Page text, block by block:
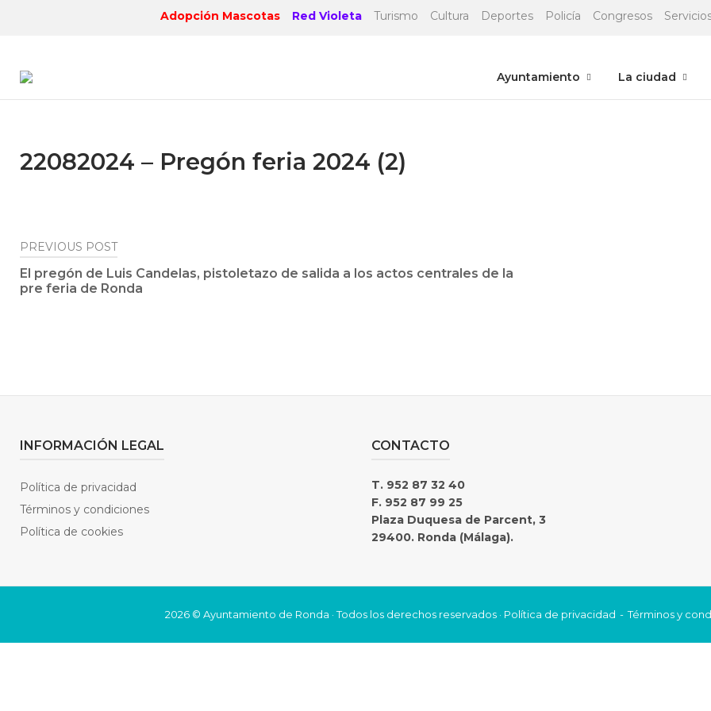
Adopción Mascotas Red Violeta Turismo Cultura Deportes Policía Congresos
Ayuntamiento La ciudad
22082024 – Pregón feria 2024 (2)
Post
navigation
PREVIOUS POST
El pregón de Luis Candelas, pistoletazo de salida a los actos centrales de la
pre feria de Ronda
INFORMACIÓN LEGAL
Política de privacidad
Términos y condiciones
Política de cookies
CONTACTO
T. 952 87 32 40
F. 952 87 99 25
Plaza Duquesa de Parcent, 3
29400. Ronda (Málaga).
2026 © Ayuntamiento de Ronda · Todos los derechos reservados · Política de privacidad Términos y